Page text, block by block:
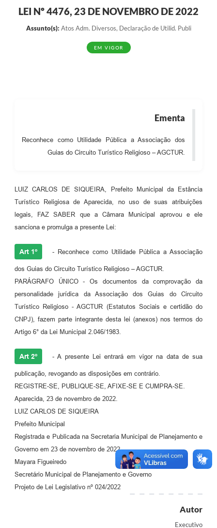
Serviços Online
Legislação
Audiências Públicas
Galeria de Vídeos
Participe mais
Contas Públicas
Telefones Úteis
Jornal
Agenda
Notícias
Contato
FAQ
LEI Nº 4476, 23 DE NOVEMBRO DE 2022
Assunto(s): Atos Adm. Diversos, Declaração de Utilid. Publi
EM VIGOR
Ementa
Reconhece como Utilidade Pública a Associação dos
Guias do Circuito Turístico Religioso – AGCTUR.
LUIZ CARLOS DE SIQUEIRA, Prefeito Municipal da Estância
Turístico Religiosa de Aparecida, no uso de suas atribuições
legais, FAZ SABER que a Câmara Municipal aprovou e ele
sanciona e promulga a presente Lei:
Art 1º - Reconhece como Utilidade Pública a Associação
dos Guias do Circuito Turístico Religioso – AGCTUR.
PARÁGRAFO ÚNICO - Os documentos da comprovação da
personalidade jurídica da Associação dos Guias do Circuito
Turístico Religioso - AGCTUR (Estatutos Sociais e certidão do
CNPJ), fazem parte integrante desta lei (anexos) nos termos do
Artigo 6° da Lei Municipal 2.046/1983.
Art 2º - A presente Lei entrará em vigor na data de sua
publicação, revogando as disposições em contrário.
REGISTRE-SE, PUBLIQUE-SE, AFIXE-SE E CUMPRA-SE.
Aparecida, 23 de novembro de 2022.
LUIZ CARLOS DE SIQUEIRA
Prefeito Municipal
Registrada e Publicada na Secretaria Municipal de Planejamento e
Governo em 23 de novembro de 2022.
Mayara Figueiredo
Secretário Municipal de Planejamento e Governo
Projeto de Lei Legislativo nº 024/2022
Autor
Executivo